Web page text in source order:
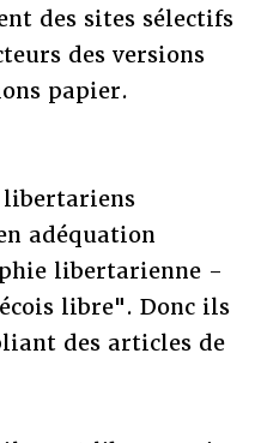
des sites sélectifs
des versions
papier.
adéquation
libertarienne -
libre". Donc ils
des articles de